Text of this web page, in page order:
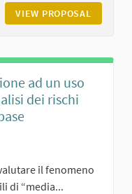
VIEW PROPOSAL
ad un uso
dei rischi
il fenomeno
di “media...